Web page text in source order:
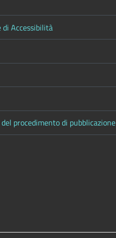
di Accessibilità
procedimento di pubblicazione